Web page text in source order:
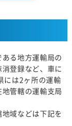
る地方運輸局の
登録など、車に
には2ヶ所の運輸
管轄の運輸支局
域などは下記を